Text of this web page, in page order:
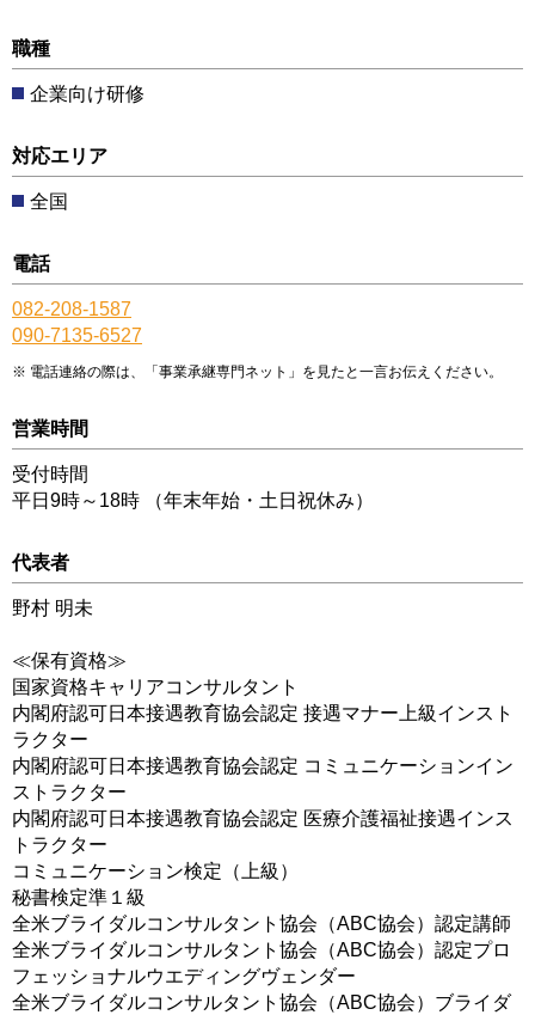
職種
企業向け研修
対応エリア
全国
電話
082-208-1587
090-7135-6527
電話連絡の際は、「事業承継専門ネット」を見たと一言お伝えください。
営業時間
受付時間
平日9時～18時 （年末年始・土日祝休み）
代表者
野村 明未
≪保有資格≫
国家資格キャリアコンサルタント
内閣府認可日本接遇教育協会認定 接遇マナー上級インスト
ラクター
内閣府認可日本接遇教育協会認定 コミュニケーションイン
ストラクター
内閣府認可日本接遇教育協会認定 医療介護福祉接遇インス
トラクター
コミュニケーション検定（上級）
秘書検定準１級
全米ブライダルコンサルタント協会（ABC協会）認定講師
全米ブライダルコンサルタント協会（ABC協会）認定プロ
フェッショナルウエディングヴェンダー
全米ブライダルコンサルタント協会（ABC協会）ブライダ